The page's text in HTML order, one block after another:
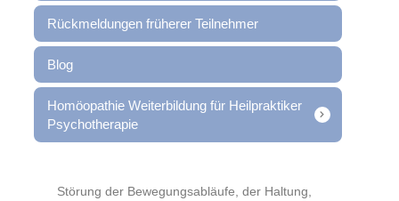
Rückmeldungen früherer Teilnehmer
Blog
Homöopathie Weiterbildung für Heilpraktiker
Psychotherapie
Störung der Bewegungsabläufe, der Haltung,